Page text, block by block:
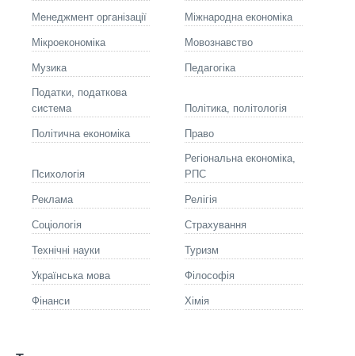
Менеджмент організації Міжнародна економіка
Мікроекономіка Мовознавство
Музика Педагогіка
Податки, податкова
система
Політика, політологія
Політична економіка Право
Психологія
Регіональна економіка,
РПС
Реклама Релігія
Соціологія Страхування
Технічні науки Туризм
Українська мова Філософія
Фінанси Хімія